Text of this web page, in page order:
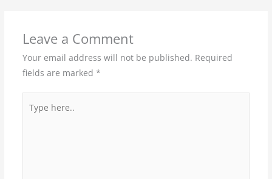
Leave a Comment
Your email address will not be published. Required
fields are marked *
here..